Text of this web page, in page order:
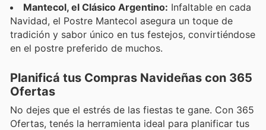
Mantecol, el Clásico Argentino: Infaltable en cada
Navidad, el Postre Mantecol asegura un toque de
tradición y sabor único en tus festejos, convirtiéndose
en el postre preferido de muchos.
Planificá tus Compras Navideñas con 365
Ofertas
No dejes que el estrés de las fiestas te gane. Con 365
Ofertas, tenés la herramienta ideal para planificar tus